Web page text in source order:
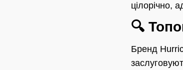
цілорічно,
🔍
Бренд